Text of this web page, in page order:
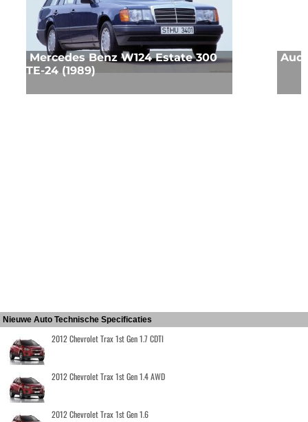
Mercedes Benz W124 Estate 300
TE-24 (1989)
Audi
Nieuwe Auto Technische Specificaties
2012 Chevrolet Trax 1st Gen 1.7 CDTI
2012 Chevrolet Trax 1st Gen 1.4 AWD
2012 Chevrolet Trax 1st Gen 1.6